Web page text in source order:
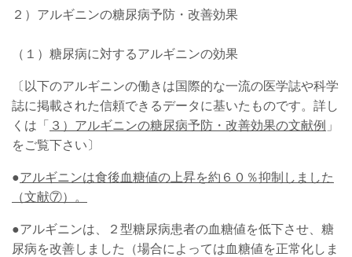
２）アルギニンの糖尿病予防・改善効果
（１）糖尿病に対するアルギニンの効果
〔以下のアルギニンの働きは国際的な一流の医学誌や科学
誌に掲載された信頼できるデータに基いたものです。詳し
くは「 ３）アルギニンの糖尿病予防・改善効果の文献例 」
をご覧下さい〕
●アルギニンは食後血糖値の上昇を約６０％抑制しました
（文献⑦）。
●アルギニンは、２型糖尿病患者の血糖値を低下させ、糖
尿病を改善しました（場合によっては血糖値を正常化しま